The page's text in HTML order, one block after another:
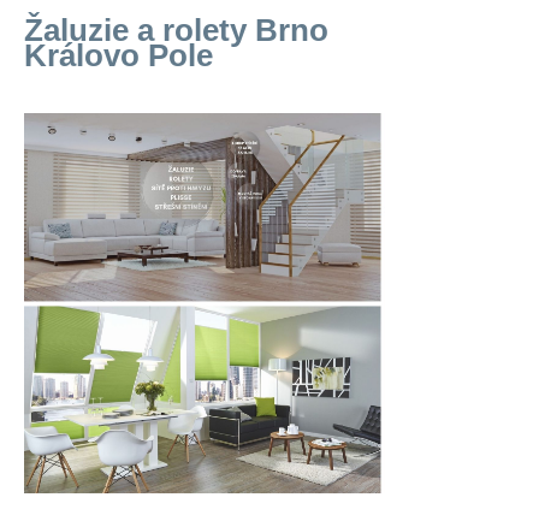
Žaluzie a rolety Brno
Královo Pole